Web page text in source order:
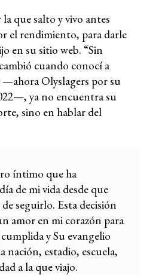
que salto y vivo antes
el rendimiento, para darle
en su sitio web. “Sin
cuando conocí a
Olyslagers por su
ya no encuentra su
sino en hablar del
íntimo que ha
de mi vida desde que
seguirlo. Esta decisión
amor en mi corazón para
y Su evangelio
nación, estadio, escuela,
a la que viajo.